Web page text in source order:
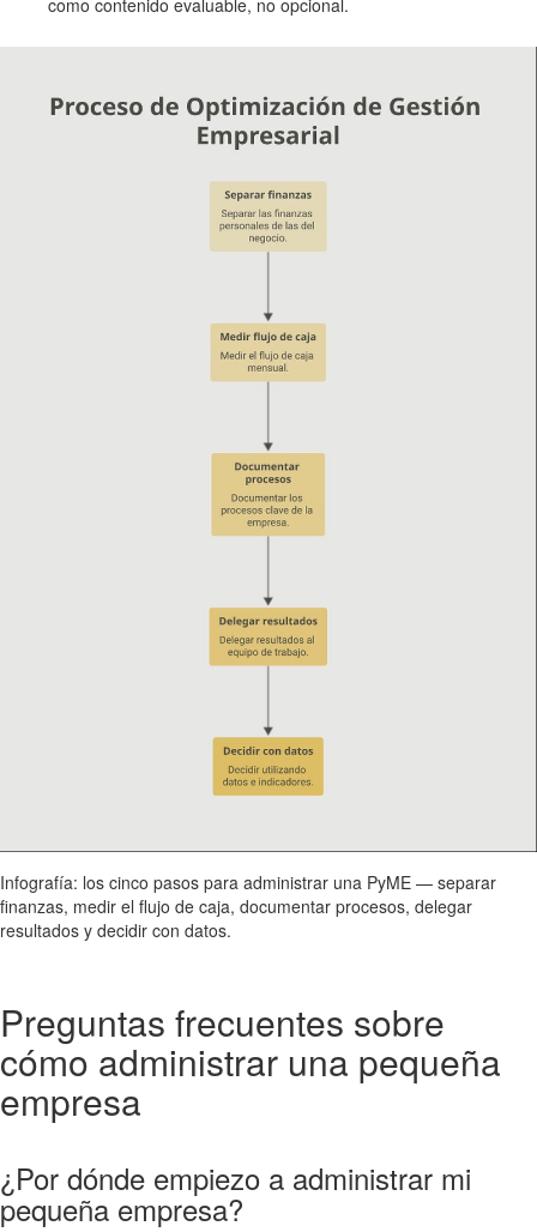
como contenido evaluable, no opcional.
Infografía: los cinco pasos para administrar una PyME — separar
finanzas, medir el flujo de caja, documentar procesos, delegar
resultados y decidir con datos.
Preguntas frecuentes sobre
cómo administrar una pequeña
empresa
¿Por dónde empiezo a administrar mi
pequeña empresa?